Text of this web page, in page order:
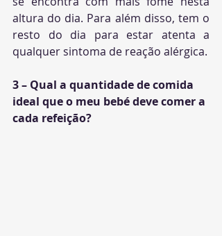
altura do dia. Para além disso, tem o
resto do dia para estar atenta a
qualquer sintoma de reação alérgica.
3 – Qual a quantidade de comida
ideal que o meu bebé deve comer a
cada refeição?